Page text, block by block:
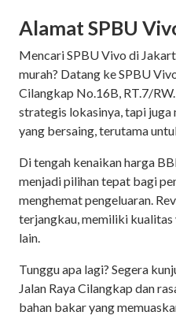
Alamat SPBU
Mencari SPBU Vivo di
murah? Datang ke SPBU
Cilangkap No.16B, RT.7/
strategis lokasinya, tapi
yang bersaing, terutama
Di tengah kenaikan harga
menjadi pilihan tepat bagi
menghemat pengeluaran.
terjangkau, memiliki
lain.
Tunggu apa lagi? Segera
Jalan Raya Cilangkap dan
bahan bakar yang